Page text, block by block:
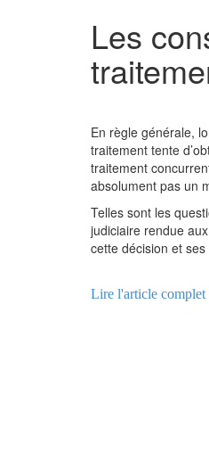
Les
En règle générale,
traitement tente
traitement
absolument pas un
Telles sont les
judiciaire rendue
cette décision et
Lire l'article complet